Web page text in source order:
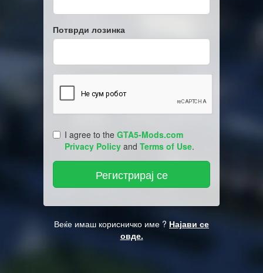
Потврди лозинка
I agree to the GTA5-Mods.com
Privacy Policy and Terms of Use.
Веќе имаш корисничко име ? Најави се
овде.